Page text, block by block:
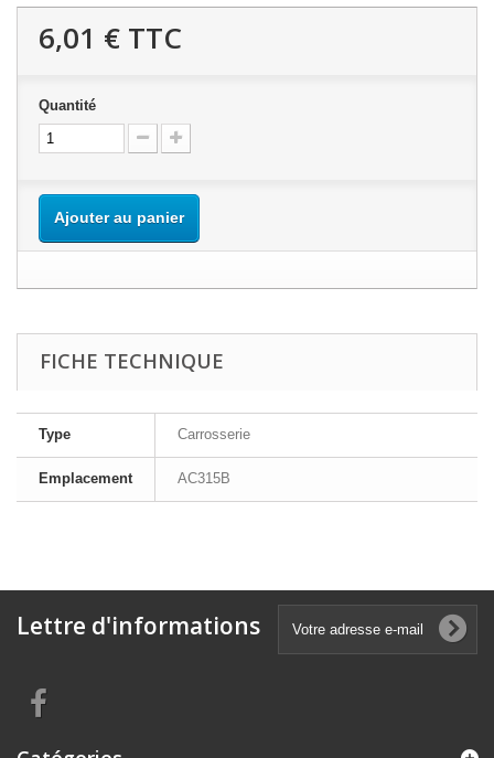
6,01 € TTC
Quantité
Ajouter au panier
FICHE TECHNIQUE
Type Carrosserie
Emplacement AC315B
Lettre d'informations